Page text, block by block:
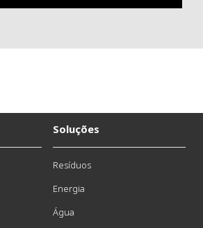
Soluções
Resíduos
Energia
Água